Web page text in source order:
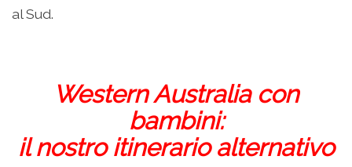
al Sud.
Western Australia con
bambini:
il nostro itinerario alternativo